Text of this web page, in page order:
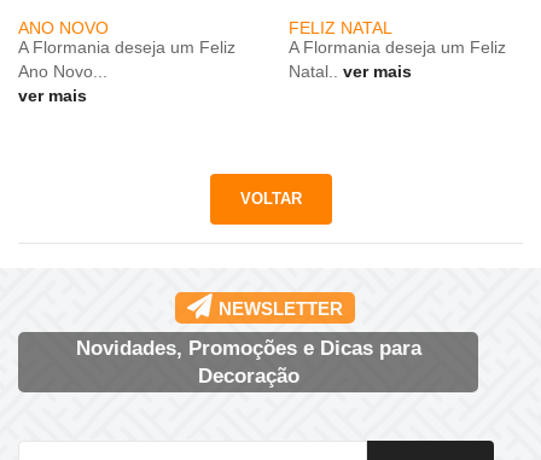
ANO NOVO
A Flormania deseja um Feliz
Ano Novo...
ver mais
FELIZ NATAL
A Flormania deseja um Feliz
Natal..
ver mais
NEWSLETTER
Novidades, Promoções e Dicas para
Decoração